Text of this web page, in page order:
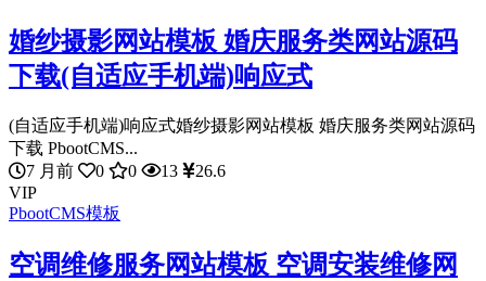
婚纱摄影网站模板 婚庆服务类网站源码
下载(自适应手机端)响应式
(自适应手机端)响应式婚纱摄影网站模板 婚庆服务类网站源码
下载 PbootCMS...
7 月前
0 0 13
26.6
VIP
PbootCMS模板
空调维修服务网站模板 空调安装维修网